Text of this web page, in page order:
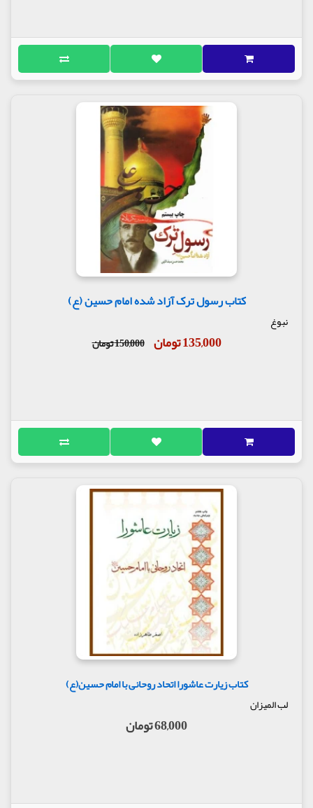
کتاب رسول ترک آزاد شده امام حسین (ع)
نبوغ
135,000 تومان 150,000 تومان
کتاب زیارت عاشورا اتحاد روحانی با امام حسین(ع)
لب المیزان
68,000 تومان